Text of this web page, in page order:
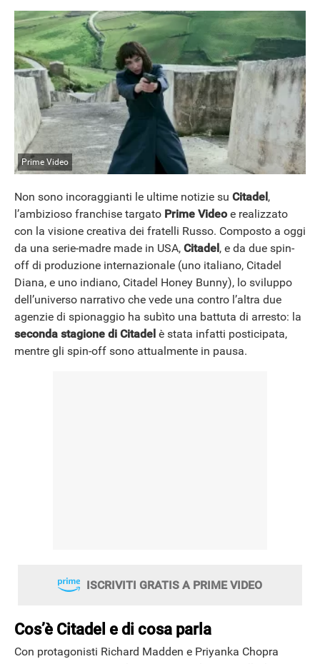
NEWS
Tecnologia scrive di serie tv, film e spettacolo.
Prime Video
Non sono incoraggianti le ultime notizie su Citadel ,
l’ambizioso franchise targato Prime Videoe realizzato
con la visione creativa dei fratelli Russo. Composto a oggi
da una serie-madre made in USA, Citadel , e da due spin-
off di produzione internazionale (uno italiano, Citadel
Diana, e uno indiano, Citadel Honey Bunny), lo sviluppo
dell’universo narrativo che vede una contro l’altra due
agenzie di spionaggio ha subìto una battuta di arresto: la
seconda stagione di Citadel è stata infatti posticipata,
mentre gli spin-off sono attualmente in pausa.
ISCRIVITI GRATIS A PRIME VIDEO
Cos’è Citadel e di cosa parla
Con protagonisti Richard Madden e Priyanka Chopra